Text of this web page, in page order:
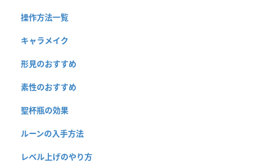
操作方法一覧
キャラメイク
形見のおすすめ
素性のおすすめ
聖杯瓶の効果
ルーンの入手方法
レベル上げのやり方